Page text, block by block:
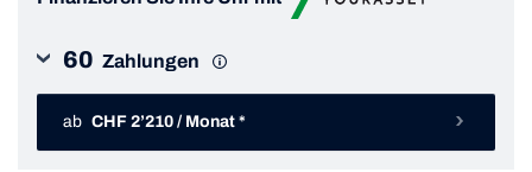
60 Zahlungen
ab CHF 2’210 / Monat *